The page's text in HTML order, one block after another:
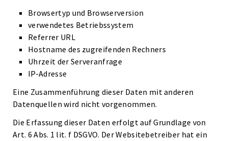
Browsertyp und Browserversion
verwendetes Betriebssystem
Referrer URL
Hostname des zugreifenden Rechners
Uhrzeit der Serveranfrage
IP-Adresse
Eine Zusammenführung dieser Daten mit anderen
Datenquellen wird nicht vorgenommen.
Die Erfassung dieser Daten erfolgt auf Grundlage von
Art. 6 Abs. 1 lit. f DSGVO. Der Websitebetreiber hat ein